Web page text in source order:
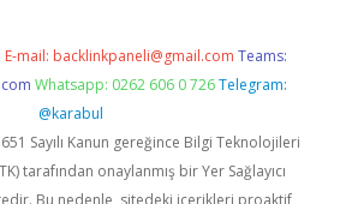
E-mail: backlinkpaneli@gmail.com Teams:
Whatsapp: 0262 606 0 726 Telegram:
@karabul
Sayılı Kanun gereğince Bilgi Teknolojileri
tarafından onaylanmış bir Yer Sağlayıcı
Bu nedenle, sitedeki içerikleri proaktif